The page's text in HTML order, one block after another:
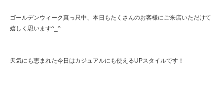
ゴールデンウィーク真っ只中、本日もたくさんのお客様にご来店いただけて
嬉しく思います^_^
天気にも恵まれた今日はカジュアルにも使えるUPスタイルです！